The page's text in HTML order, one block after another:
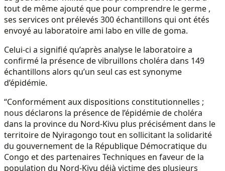
tout de même ajouté que pour comprendre le germe ,
ses services ont prélevés 300 échantillons qui ont étés
envoyé au laboratoire ami labo en ville de goma.
Celui-ci a signifié qu’après analyse le laboratoire a
confirmé la présence de vibruillons choléra dans 149
échantillons alors qu’un seul cas est synonyme
d’épidémie.
“Conformément aux dispositions constitutionnelles ;
nous déclarons la présence de l’épidémie de choléra
dans la province du Nord-Kivu plus précisément dans le
territoire de Nyiragongo tout en sollicitant la solidarité
du gouvernement de la République Démocratique du
Congo et des partenaires Techniques en faveur de la
population du Nord-Kivu déjà victime des plusieurs